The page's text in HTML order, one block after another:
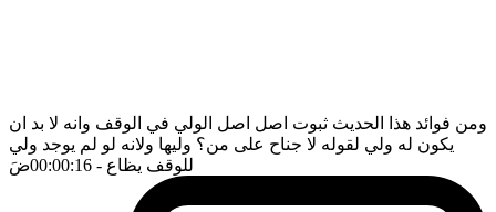
ومن فوائد هذا الحديث ثبوت اصل اصل الولي في الوقف وانه لا بد ان
يكون له ولي لقوله لا جناح على من؟ وليها ولانه لو لم يوجد ولي
للوقف يظاع - 00:00:16 ضَ